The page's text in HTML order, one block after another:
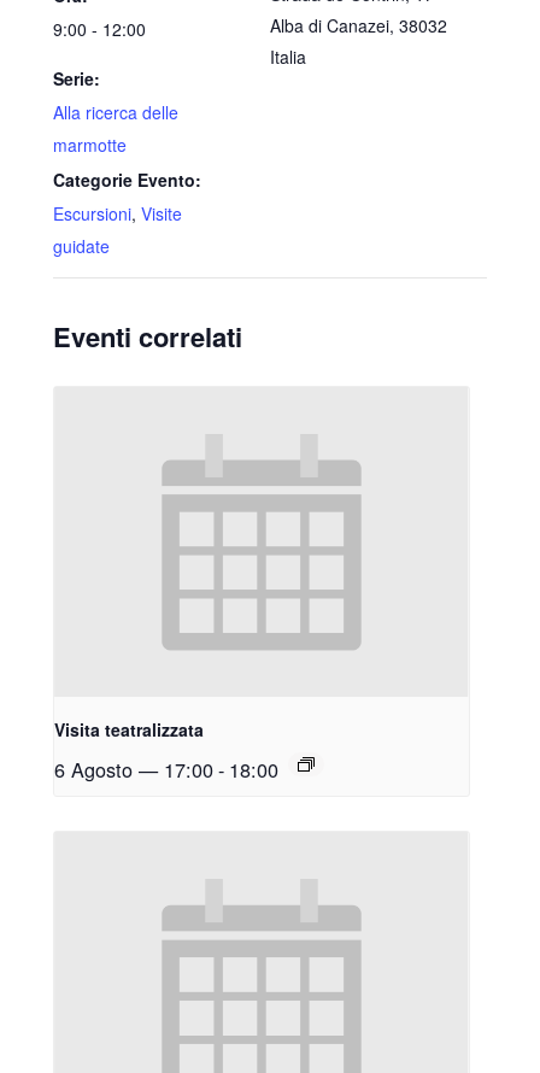
9:00 - 12:00
Serie:
Alla ricerca delle
marmotte
Categorie Evento:
Escursioni, Visite
guidate
Alba di Canazei, 38032
Italia
Eventi correlati
Visita teatralizzata
6 Agosto — 17:00- 18:00